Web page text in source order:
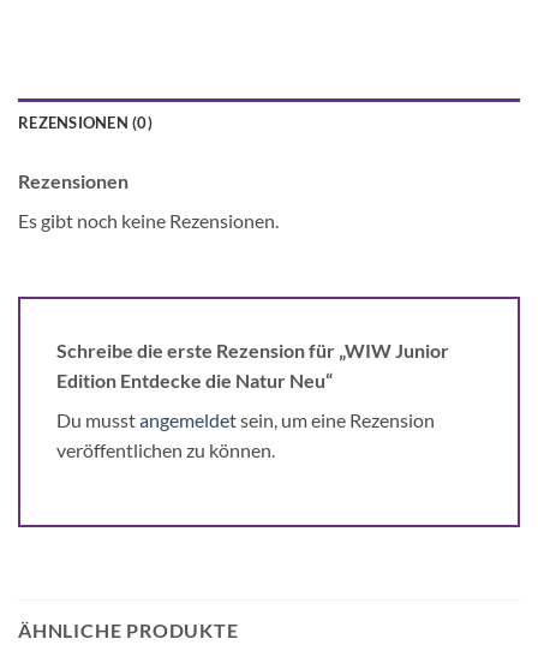
REZENSIONEN (0)
Rezensionen
Es gibt noch keine Rezensionen.
Schreibe die erste Rezension für „WIW Junior
Edition Entdecke die Natur Neu“
Du musstangemeldetsein, um eine Rezension
veröffentlichen zu können.
ÄHNLICHE PRODUKTE